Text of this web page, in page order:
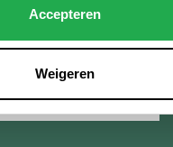
Accepteren
Weigeren